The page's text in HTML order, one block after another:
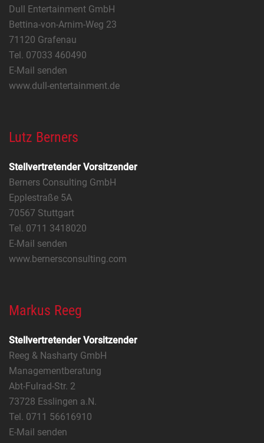
Dull Entertainment GmbH
Bettina-von-Arnim-Weg 23
71120 Grafenau
Tel. 07033 460490
E-Mail senden
www.dull-entertainment.de
Lutz Berners
Stellvertretender Vorsitzender
Berners Consulting GmbH
Epplestraße 5A
70567 Stuttgart
Tel. 0711 3418020
E-Mail senden
www.bernersconsulting.com
Markus Reeg
Stellvertretender Vorsitzender
Reeg & Nasharty GmbH
Managementberatung
Abt-Fulrad-Str. 2
73728 Esslingen a.N.
Tel. 0711 56616910
E-Mail senden